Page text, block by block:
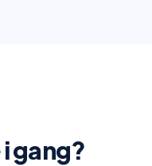
gang?